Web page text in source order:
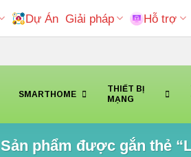
Dự Án Giải pháp Hỗ trợ
SMARTHOME
THIẾT BỊ
MẠNG
Sản phẩm được gắn thẻ